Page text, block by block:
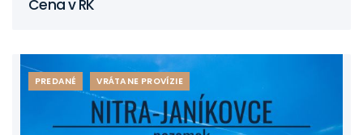
Cena v RK
PREDANÉ VRÁTANE PROVÍZIE